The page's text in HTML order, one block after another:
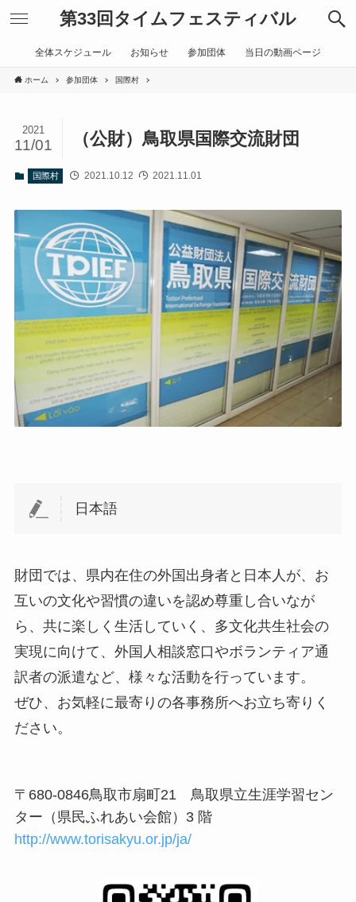
第33回タイムフェスティバル
全体スケジュール お知らせ 参加団体 当日の動画ページ
ホーム 参加団体 国際村
（公財）鳥取県国際交流財団
2021
11/01
国際村 2021.10.12 2021.11.01
日本語
財団では、県内在住の外国出身者と日本人が、お
互いの文化や習慣の違いを認め尊重し合いなが
ら、共に楽しく生活していく、多文化共生社会の
実現に向けて、外国人相談窓口やボランティア通
訳者の派遣など、様々な活動を行っています。
ぜひ、お気軽に最寄りの各事務所へお立ち寄りく
ださい。
〒680-0846鳥取市扇町21 鳥取県立生涯学習セン
ター（県民ふれあい会館）3 階
http://www.torisakyu.or.jp/ja/